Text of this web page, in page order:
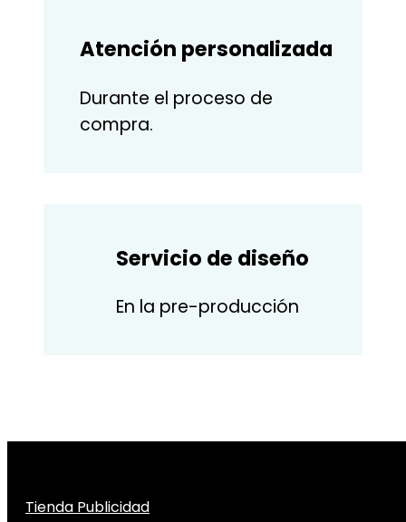
Atención personalizada
Durante el proceso de
compra.
Servicio de diseño
En la pre-producción
Tienda Publicidad